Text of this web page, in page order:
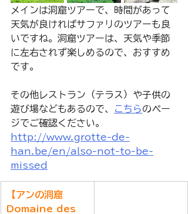
メインは洞窟ツアーで、時間があって
天気が良ければサファリのツアーも良
いですね。洞窟ツアーは、天気や季節
に左右されず楽しめるので、おすすめ
です。
その他レストラン（テラス）や子供の
遊び場などもあるので、
こちらのペー
ジでご確認ください。
http://www.grotte-de-
han.be/en/also-not-to-be-
missed
【アンの洞窟
Domaine des